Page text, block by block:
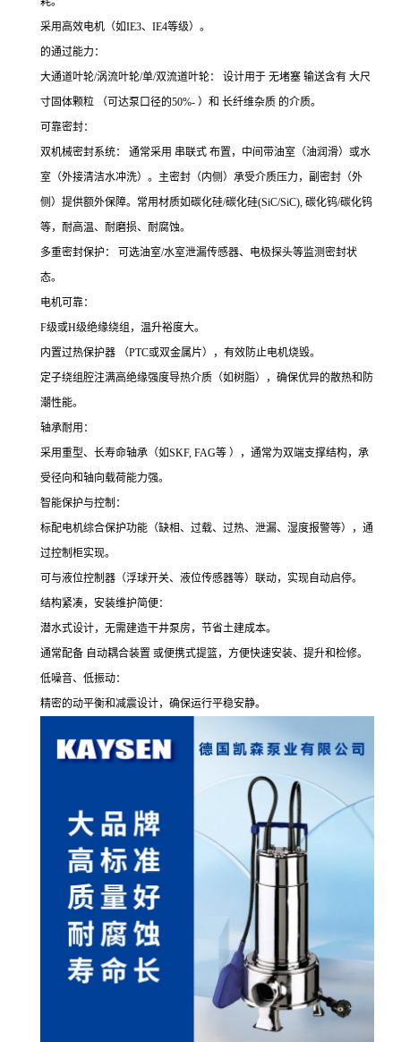
采用高效电机（如IE3、IE4等级）。
的通过能力：
大通道叶轮/涡流叶轮/单/双流道叶轮： 设计用于 无堵塞 输送含有 大尺
寸固体颗粒 （可达泵口径的50%- ）和 长纤维杂质 的介质。
可靠密封：
双机械密封系统： 通常采用 串联式 布置，中间带油室（油润滑）或水
室（外接清洁水冲洗）。主密封（内侧）承受介质压力，副密封（外
侧）提供额外保障。常用材质如碳化硅/碳化硅(SiC/SiC), 碳化钨/碳化钨
等，耐高温、耐磨损、耐腐蚀。
多重密封保护： 可选油室/水室泄漏传感器、电极探头等监测密封状
态。
电机可靠：
F级或H级绝缘绕组，温升裕度大。
内置过热保护器 （PTC或双金属片），有效防止电机烧毁。
定子绕组腔注满高绝缘强度导热介质（如树脂），确保优异的散热和防
潮性能。
轴承耐用：
采用重型、长寿命轴承（如SKF, FAG等 ），通常为双端支撑结构，承
受径向和轴向载荷能力强。
智能保护与控制：
标配电机综合保护功能（缺相、过载、过热、泄漏、湿度报警等），通
过控制柜实现。
可与液位控制器（浮球开关、液位传感器等）联动，实现自动启停。
结构紧凑，安装维护简便：
潜水式设计，无需建造干井泵房，节省土建成本。
通常配备 自动耦合装置 或便携式提篮，方便快速安装、提升和检修。
低噪音、低振动：
精密的动平衡和减震设计，确保运行平稳安静。